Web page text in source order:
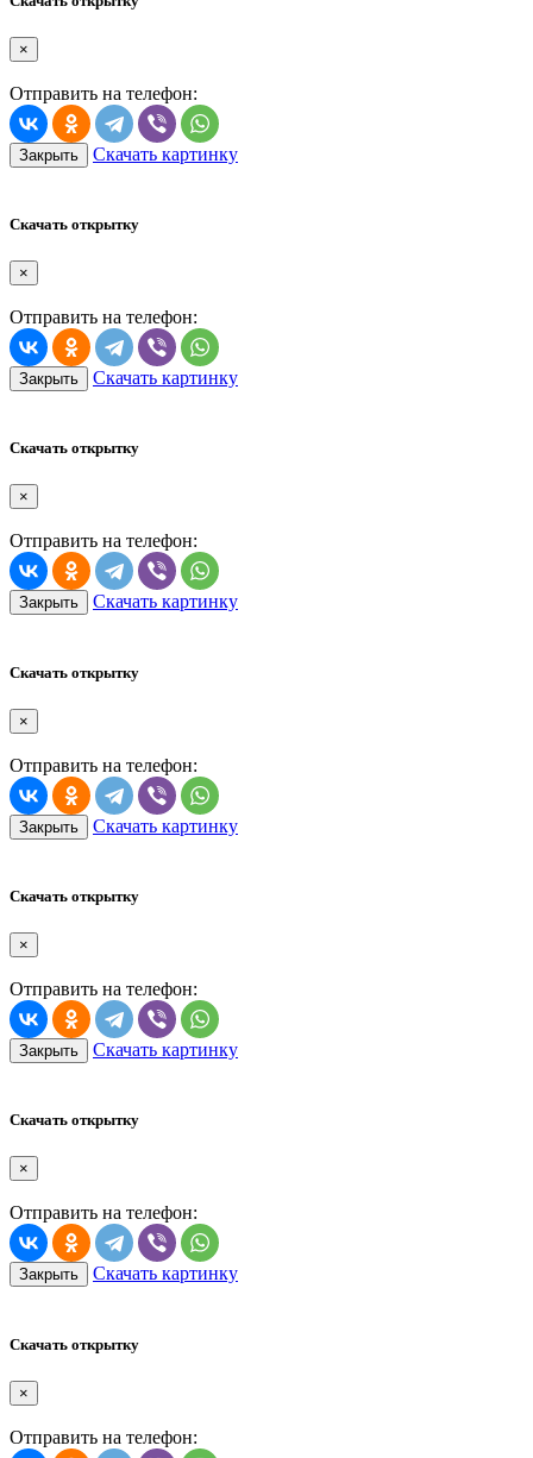
×
Отправить на телефон:
Закрыть Скачать картинку
Скачать открытку
×
Отправить на телефон:
Закрыть Скачать картинку
Скачать открытку
×
Отправить на телефон:
Закрыть Скачать картинку
Скачать открытку
×
Отправить на телефон:
Закрыть Скачать картинку
Скачать открытку
×
Отправить на телефон:
Закрыть Скачать картинку
Скачать открытку
×
Отправить на телефон:
Закрыть Скачать картинку
Скачать открытку
×
Отправить на телефон: